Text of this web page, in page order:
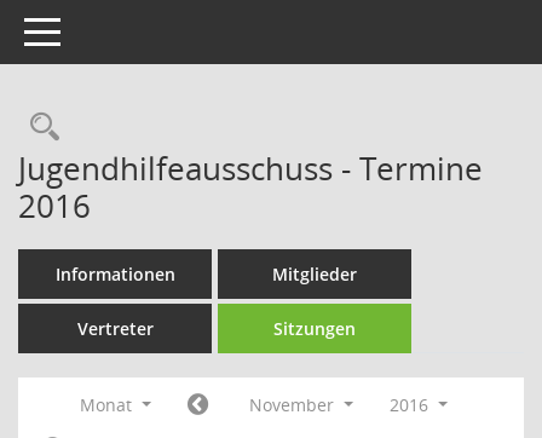
Toggle navigation
Rechercheauswahl
Jugendhilfeausschuss - Termine
2016
Informationen Mitglieder
Vertreter Sitzungen
Monat November
2016